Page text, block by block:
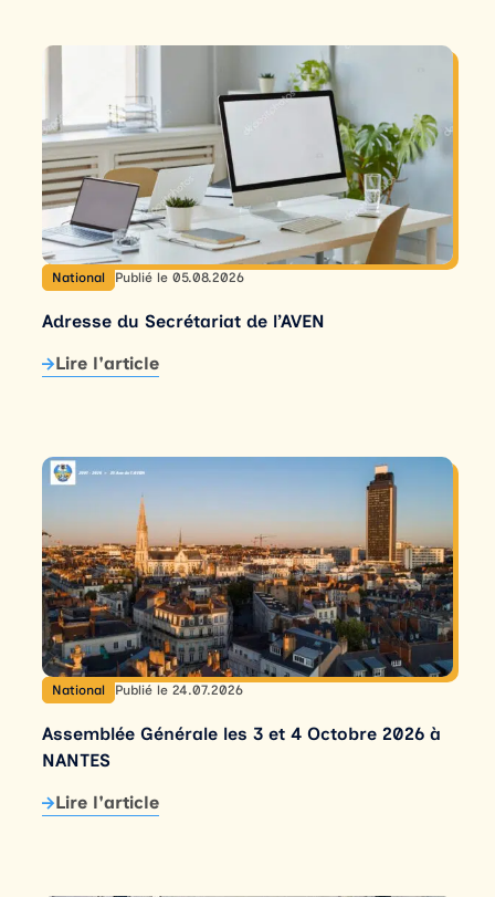
National Publié le 05.08.2026
Adresse du Secrétariat de l’AVEN
Lire l'article
National Publié le 24.07.2026
Assemblée Générale les 3 et 4 Octobre 2026 à
NANTES
Lire l'article